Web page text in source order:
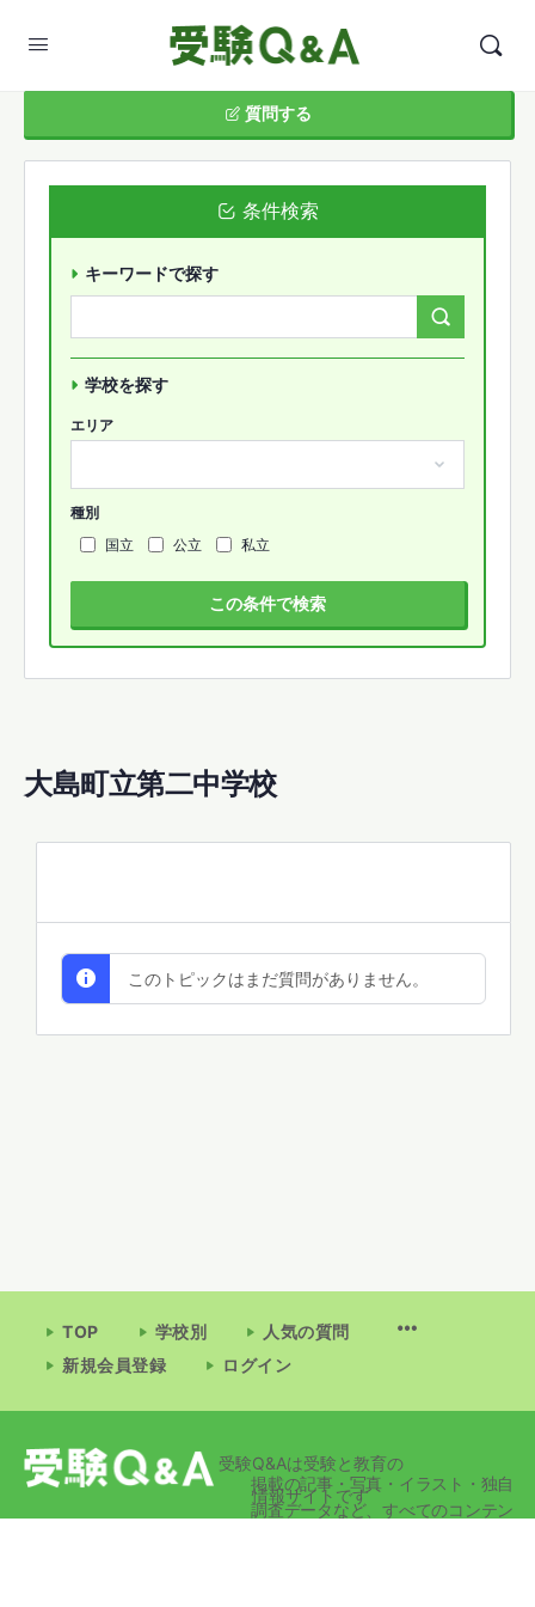
大島町立第二中学校
このトピックはまだ質問がありません。
質問する
条件検索
キーワードで探す
学校を探す
エリア
種別
国立
公立 私立
この条件で検索
TOP 学校別
人気の質問
新規会員登録
ログイン
受験Q&Aは受験と教育の
情報サイトです
掲載の記事・写真・イラスト・独自
調査データなど、すべてのコンテン